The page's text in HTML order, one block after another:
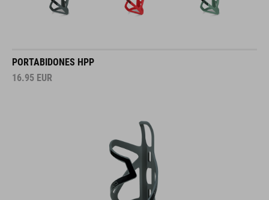
PORTABIDONES HPP
16.95 EUR